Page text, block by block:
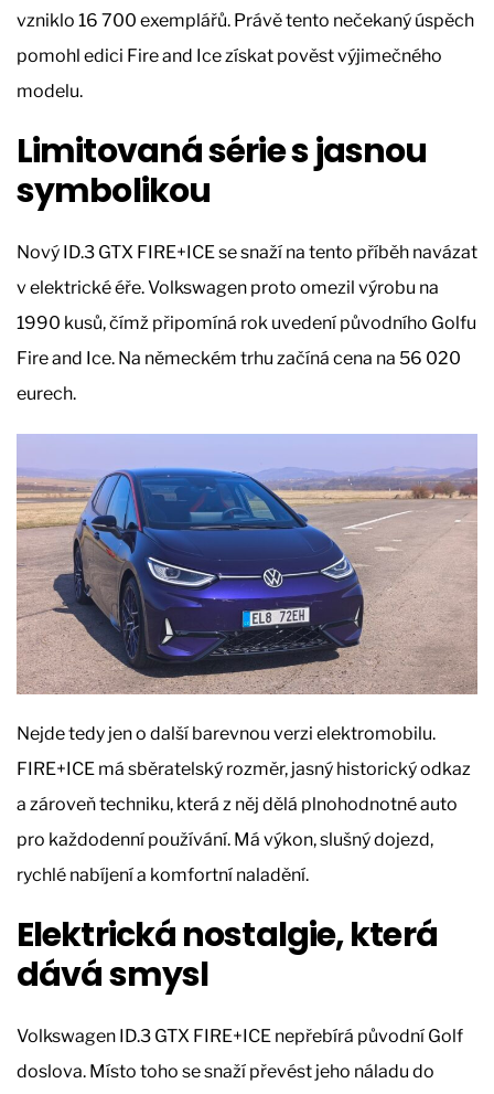
vzniklo 16 700 exemplářů. Právě tento nečekaný úspěch
pomohl edici Fire and Ice získat pověst výjimečného
modelu.
Limitovaná série s jasnou
symbolikou
Nový ID.3 GTX FIRE+ICE se snaží na tento příběh navázat
v elektrické éře. Volkswagen proto omezil výrobu na
1990 kusů, čímž připomíná rok uvedení původního Golfu
Fire and Ice. Na německém trhu začíná cena na 56 020
eurech.
Nejde tedy jen o další barevnou verzi elektromobilu.
FIRE+ICE má sběratelský rozměr, jasný historický odkaz
a zároveň techniku, která z něj dělá plnohodnotné auto
pro každodenní používání. Má výkon, slušný dojezd,
rychlé nabíjení a komfortní naladění.
Elektrická nostalgie, která
dává smysl
Volkswagen ID.3 GTX FIRE+ICE nepřebírá původní Golf
doslova. Místo toho se snaží převést jeho náladu do